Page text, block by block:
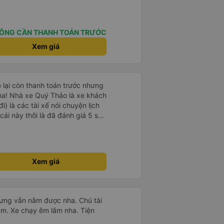
xe dùng tới 3 trạm dùng chân
ở cây xăng .và 1 trạm. Dùng
ở cây xăng để xe nộp nhiên
wc của cây xăng nhà xe này
hơn🥰
CẦN THANH TOÁN TRƯỚC
Xem giá
còn thanh toán trước nhưng
Nhà xe Quý Thảo là xe khách
là các tài xế nói chuyện lịch
này thôi là đã đánh giá 5 sao
rất dễ thương chứ không có
Xem giá
vẫn nằm được nha. Chú tài
Xe chạy êm lắm nha. Tiện